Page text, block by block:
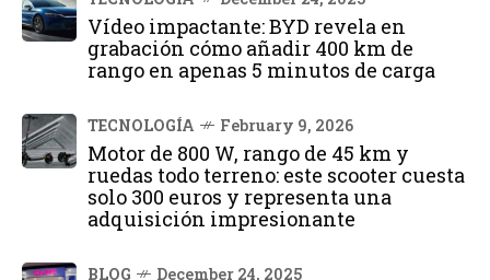
Vídeo impactante: BYD revela en
grabación cómo añadir 400 km de
rango en apenas 5 minutos de carga
TECNOLOGÍA February 9, 2026
Motor de 800 W, rango de 45 km y
ruedas todo terreno: este scooter cuesta
solo 300 euros y representa una
adquisición impresionante
BLOG December 24, 2025